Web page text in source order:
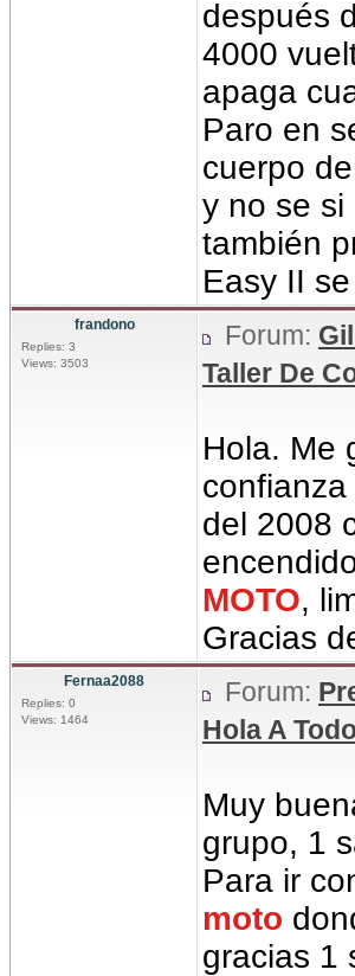
después
4000
apaga
Paro en
cuerpo
y no se si
también
Easy II
frandono
Replies: 3
Views: 3503
Forum:
Taller De
Hola. Me
del 2008
MOTO,
Gracias
Fernaa2088
Replies: 0
Views: 1464
Forum:
Hola A
Muy
grupo, 1
Para ir
moto
gracias 1